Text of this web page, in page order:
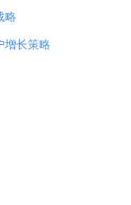
略
增长策略